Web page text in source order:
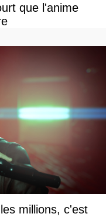
que l'anime
millions, c'est